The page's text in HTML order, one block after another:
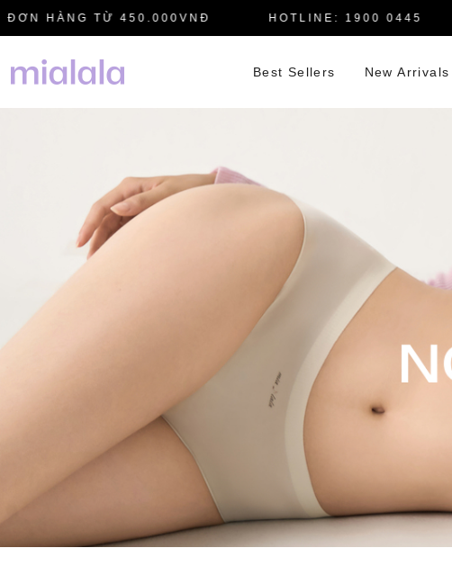
HÀNG TỪ 450.000VNĐ HOTLINE: 1900 0445
Best Sellers New Arrivals